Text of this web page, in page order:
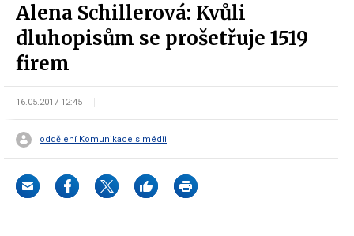
Alena Schillerová: Kvůli
dluhopisům se prošetřuje 1519
firem
16.05.2017 12:45
oddělení Komunikace s médii